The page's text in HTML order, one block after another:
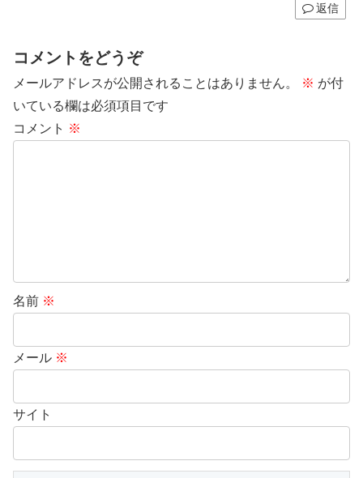
返信
コメントをどうぞ
メールアドレスが公開されることはありません。 ※ が付
いている欄は必須項目です
コメント ※
名前 ※
メール ※
サイト